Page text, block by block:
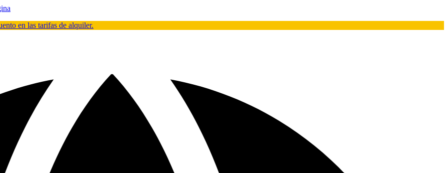
en las tarifas de alquiler.